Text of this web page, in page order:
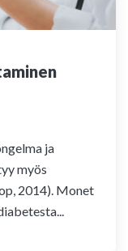
ja
myös
2014). Monet